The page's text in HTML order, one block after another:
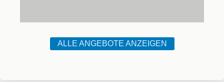
ALLE ANGEBOTE ANZEIGEN